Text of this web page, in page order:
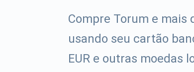
Compre Torum e mais
usando seu cartão
EUR e outras moedas